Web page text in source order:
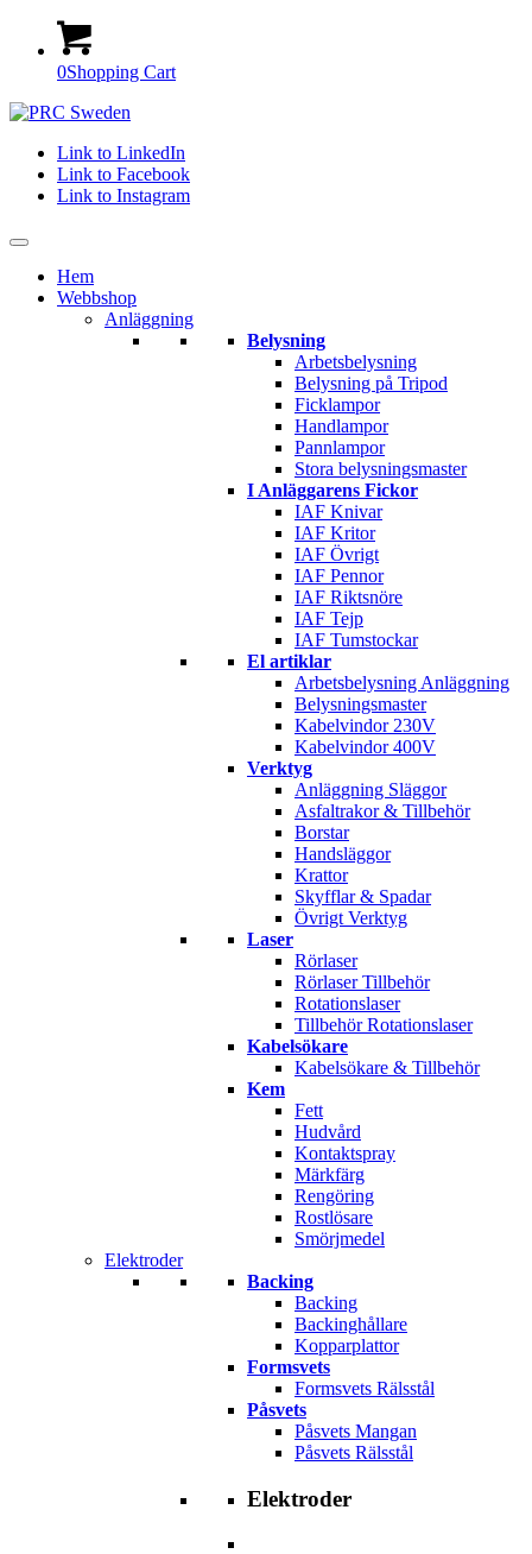
0Shopping Cart
Link to LinkedIn
Link to Facebook
Link to Instagram
Hem
Webbshop
Anläggning
Belysning
Arbetsbelysning
Belysning på Tripod
Ficklampor
Handlampor
Pannlampor
Stora belysningsmaster
I Anläggarens Fickor
IAF Knivar
IAF Kritor
IAF Övrigt
IAF Pennor
IAF Riktsnöre
IAF Tejp
IAF Tumstockar
El artiklar
Arbetsbelysning Anläggning
Belysningsmaster
Kabelvindor 230V
Kabelvindor 400V
Verktyg
Anläggning Släggor
Asfaltrakor & Tillbehör
Borstar
Handsläggor
Krattor
Skyfflar & Spadar
Övrigt Verktyg
Laser
Rörlaser
Rörlaser Tillbehör
Rotationslaser
Tillbehör Rotationslaser
Kabelsökare
Kabelsökare & Tillbehör
Kem
Fett
Hudvård
Kontaktspray
Märkfärg
Rengöring
Rostlösare
Smörjmedel
Elektroder
Backing
Backing
Backinghållare
Kopparplattor
Formsvets
Formsvets Rälsstål
Påsvets
Påsvets Mangan
Påsvets Rälsstål
Elektroder